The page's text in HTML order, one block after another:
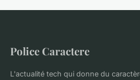
Police Caractere
L'actualité tech qui donne du